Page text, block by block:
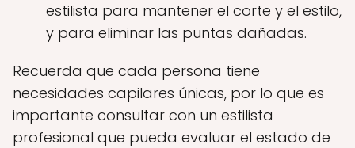
estilista para mantener el corte y el estilo,
y para eliminar las puntas dañadas.
Recuerda que cada persona tiene
necesidades capilares únicas, por lo que es
importante consultar con un estilista
profesional que pueda evaluar el estado de